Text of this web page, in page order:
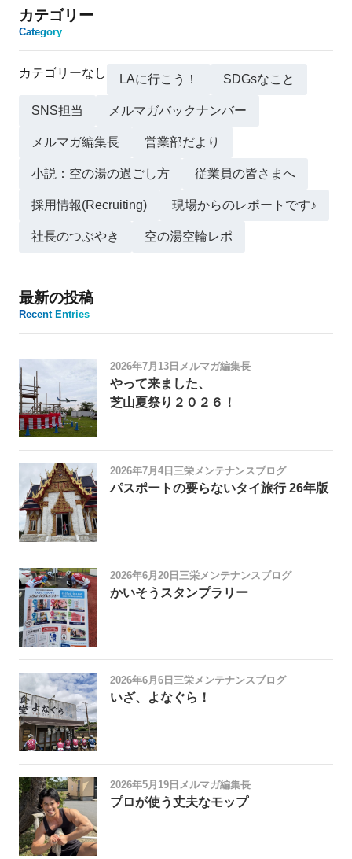
カテゴリー
Category
カテゴリーなし LAに行こう！ SDGsなこと
SNS担当 メルマガバックナンバー
メルマガ編集長 営業部だより
小説：空の湯の過ごし方 従業員の皆さまへ
採用情報(Recruiting) 現場からのレポートです♪
社長のつぶやき 空の湯空輪レポ
最新の投稿
Recent Entries
2026年7月13日 メルマガ編集長
やって来ました、
芝山夏祭り２０２６！
2026年7月4日 三栄メンテナンスブログ
パスポートの要らないタイ旅行 26年版
2026年6月20日 三栄メンテナンスブログ
かいそうスタンプラリー
2026年6月6日 三栄メンテナンスブログ
いざ、よなぐら！
2026年5月19日 メルマガ編集長
プロが使う丈夫なモップ